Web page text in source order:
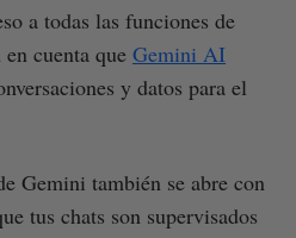
a todas las funciones de
cuenta que Gemini AI
y datos para el
Gemini también se abre con
tus chats son supervisados